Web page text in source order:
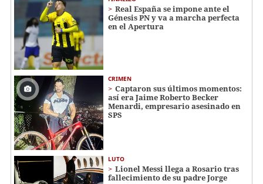
Real España se impone ante el
Génesis PN y va a marcha perfecta
en el Apertura
CRIMEN
Captaron sus últimos momentos:
así era Jaime Roberto Becker
Menardi​​​, empresario asesinado en
SPS
LUTO
Lionel Messi llega a Rosario tras
fallecimiento de su padre Jorge